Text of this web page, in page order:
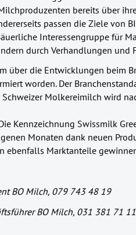
bereits über
passen die Ziele von
Interessengruppe für
durch Verhandlungen und
über die Entwicklungen beim
worden. Der
Schweizer Molkereimilch wird
Kennzeichnung Swissmilk
Monaten dank neuen
ebenfalls Marktanteile
BO Milch, 079 743 48 19
BO Milch, 031 381 71